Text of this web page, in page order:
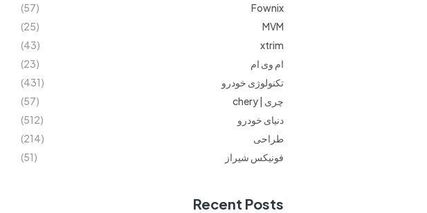
Fownix
(57)
MVM
(25)
xtrim
(43)
ام وی ام
(23)
تکنولوژی خودرو
(431)
چری | chery
(57)
دنیای خودرو
(512)
طراحی
(214)
فونیکس شیراز
(51)
Recent Posts